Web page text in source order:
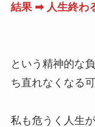
結果 ➡ 人生終わ
という精神的な
ち直れなくなる
私も危うく人生